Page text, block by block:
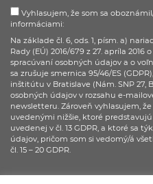
Vyhlasujem, že som sa
informáciami:
Na základe čl. 6, ods. 1, písm. a)
Rady (EÚ) 2016/679 z 27. apríla
spracúvaní osobných údajov a o
sa zrušuje smernica 95/46/ES
inštitútu v Bratislave (Nám. SNP 27,
osobných údajov v rozsahu e-
newsletteru. Zároveň vyhlasujem,
uvedenými nižšie, ktoré
uvedenej v čl. 13 GDPR, a ktoré sa
údajov, pričom som si vedomý/á
čl. 15 – 20 GDPR.